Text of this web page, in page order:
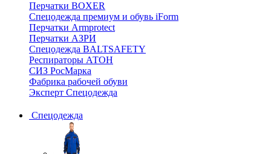
Перчатки BOXER
Спецодежда премиум и обувь iForm
Перчатки Armprotect
Перчатки АЗРИ
Спецодежда BALTSAFETY
Респираторы АТОН
СИЗ РосМарка
Фабрика рабочей обуви
Эксперт Спецодежда
Спецодежда